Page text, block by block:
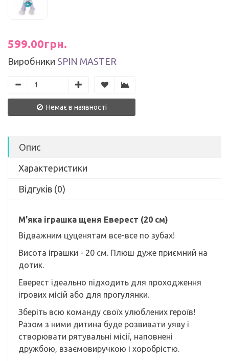
599.00грн.
Виробники SPIN MASTER
Немає в наявності
Опис
Характеристики
Відгуків (0)
М'яка іграшка щеня Еверест (20 см)
Відважним цуценятам все-все по зубах!
Висота іграшки - 20 см. Плюш дуже приємний на
дотик.
Еверест ідеально підходить для проходження
ігрових місій або для прогулянки.
Зберіть всю команду своїх улюблених героїв!
Разом з ними дитина буде розвивати уяву і
створювати рятувальні місії, наповнені
дружбою, взаємовиручкою і хоробрістю.